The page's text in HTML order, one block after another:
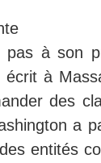
pas à son
à
des
a
entités